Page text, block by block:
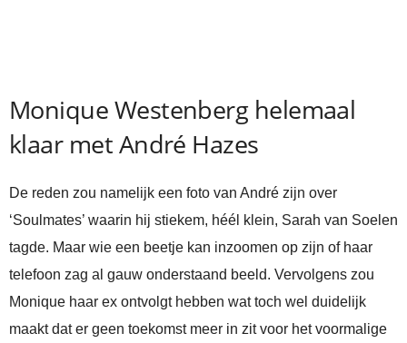
Monique Westenberg helemaal
klaar met André Hazes
De reden zou namelijk een foto van André zijn over
‘Soulmates’ waarin hij stiekem, héél klein, Sarah van Soelen
tagde. Maar wie een beetje kan inzoomen op zijn of haar
telefoon zag al gauw onderstaand beeld. Vervolgens zou
Monique haar ex ontvolgt hebben wat toch wel duidelijk
maakt dat er geen toekomst meer in zit voor het voormalige